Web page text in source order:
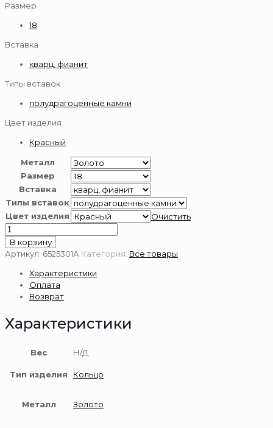
Размер
18
Вставка
кварц, фианит
Типы вставок
полудрагоценные камни
Цвет изделия
Красный
Металл
Размер
Вставка
Типы вставок
Цвет изделия
Очистить
Количество
товара
Золотое
пробы
В корзину
Артикул: 6525301А Категория: Все товары
Характеристики
Оплата
Возврат
Характеристики
Вес Н/Д
Тип изделия Кольцо
Металл Золото